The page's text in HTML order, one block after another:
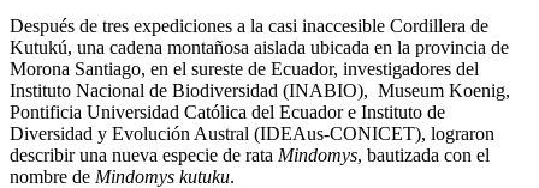
Después de tres expediciones a la casi inaccesible Cordillera de
Kutukú, una cadena montañosa aislada ubicada en la provincia de
Morona Santiago, en el sureste de Ecuador, investigadores del
Instituto Nacional de Biodiversidad (INABIO), Museum Koenig,
Pontificia Universidad Católica del Ecuador e Instituto de
Diversidad y Evolución Austral (IDEAus-CONICET), lograron
describir una nueva especie de rata Mindomys, bautizada con el
nombre de Mindomys kutuku.